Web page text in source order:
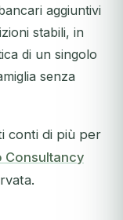
aggiuntivi
stabili, in
di un singolo
senza
conti di più per
Consultancy